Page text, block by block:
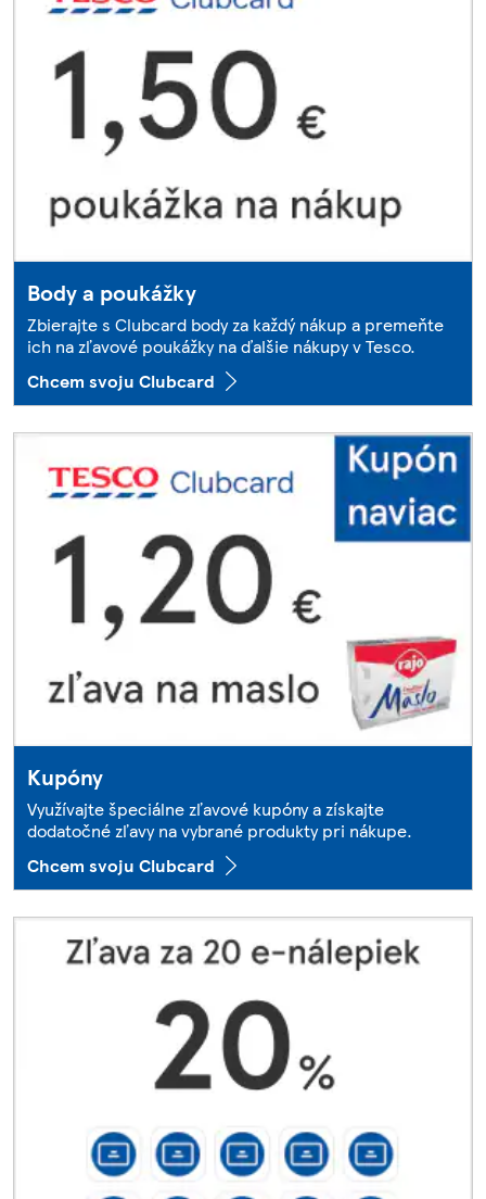
Body a poukážky
Zbierajte s Clubcard body za každý nákup a premeňte
ich na zľavové poukážky na ďalšie nákupy v Tesco.
Chcem svoju Clubcard
Kupóny
Využívajte špeciálne zľavové kupóny a získajte
dodatočné zľavy na vybrané produkty pri nákupe.
Chcem svoju Clubcard